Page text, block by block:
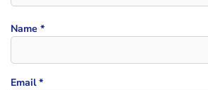
Name *
Email*